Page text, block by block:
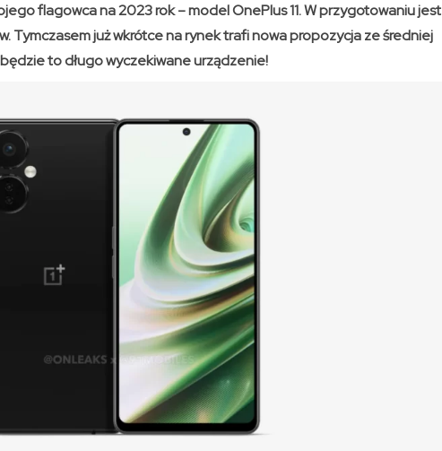
flagowca na 2023 rok – model OnePlus 11. W przygotowaniu jest
Tymczasem już wkrótce na rynek trafi nowa propozycja ze średniej
to długo wyczekiwane urządzenie!